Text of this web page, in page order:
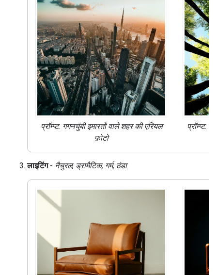
प्रॉम्प्ट: गगनचुंबी इमारतों वाले शहर कीएरियल
फ़ोटो
प्रॉम्प्ट:
लाइटिंग- नैचुरल, ड्रामैटिक, गर्म, ठंडा